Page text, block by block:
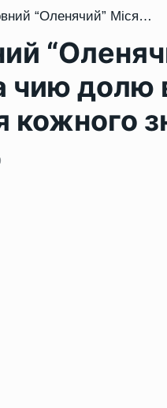
/ 10 липня – Повний “Оленячий” Місяць зрушить усе: на чию долю вплине ( поради та гороскоп для кожного знака )
чию долю
кожного